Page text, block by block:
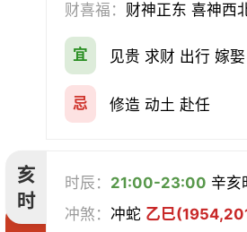
财喜福： 财神正东 喜神西
宜 见贵 求财 出行 嫁
忌 修造 动土 赴任
亥
时
时辰： 21:00-23:00 辛亥
冲煞：冲蛇 乙巳